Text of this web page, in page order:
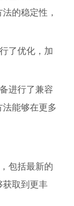
的稳定性，
了优化，加
进行了兼容
能够在更多
包括最新的
获取到更丰